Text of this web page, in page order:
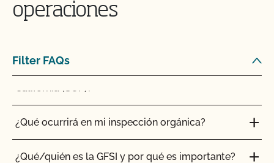
operaciones
Filter FAQs
¿Qué tipo de cambios requieren una actualización
de mi registro en el Programa Orgánico Estatal de
California (SOP)?
¿Qué ocurrirá en mi inspección orgánica?
¿Qué/quién es la GFSI y por qué es importante?